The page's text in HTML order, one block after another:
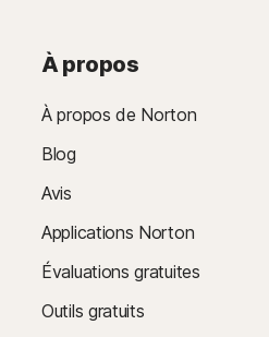
À propos
À propos de Norton
Blog
Avis
Applications Norton
Évaluations gratuites
Outils gratuits